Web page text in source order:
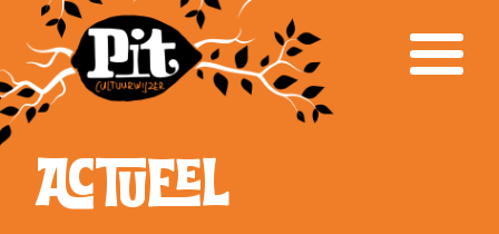
Over Pit
Team
Klankbordgroep
Verantwoording
Voor het onderwijs
Primair Onderwijs
ACTUEEL